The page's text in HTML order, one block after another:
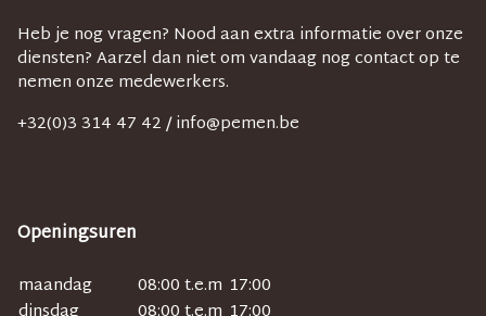
Heb je nog vragen? Nood aan extra informatie over onze
diensten? Aarzel dan niet om vandaag nog contact op te
nemen onze medewerkers.
+32(0)3 314 47 42 /info@pemen.be
Openingsuren
maandag 08:00 t.e.m 17:00